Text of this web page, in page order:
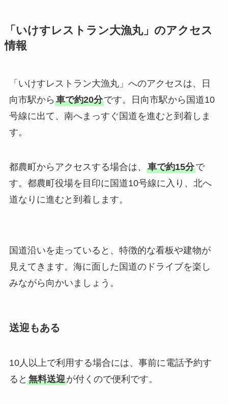
「いけすレストラン大漁丸」のアクセス
情報
「いけすレストラン大漁丸」へのアクセスは、日
向市駅から 車で約20分です。日向市駅から国道10
号線に出て、南へまっすぐ国道を進むと到着しま
す。
都農町からアクセスする場合は、 車で約15分で
す。都農町役場を目印に国道10号線に入り、北へ
道なりに進むと到着します。
国道沿いを走っていると、特徴的な看板や建物が
見えてきます。海に面した国道のドライブを楽し
みながら向かいましょう。
送迎もある
10人以上で利用する場合には、事前に電話予約す
ると 無料送迎が付くので便利です。